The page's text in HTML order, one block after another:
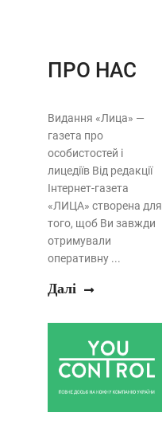
ПРО НАС
Видання «Лица» —
газета про
особистостей і
лицедіїв Від редакції
Інтернет-газета
«ЛИЦА» створена для
того, щоб Ви завжди
отримували
оперативну ...
Далі